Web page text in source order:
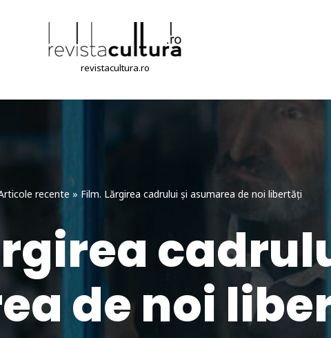
revistacultura.ro
recente » Film. Lărgirea cadrului și asumarea de noi libertăți
de noi